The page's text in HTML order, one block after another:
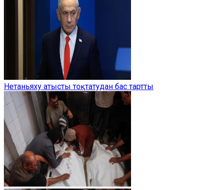
Нетаньяху атысты тоқтатудан бас тартты